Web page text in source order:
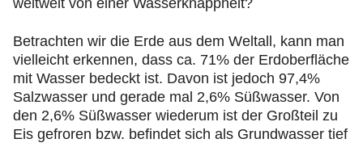
weltweit von einer Wasserknappheit?
Betrachten wir die Erde aus dem Weltall, kann man
vielleicht erkennen, dass ca. 71% der Erdoberfläche
mit Wasser bedeckt ist. Davon ist jedoch 97,4%
Salzwasser und gerade mal 2,6% Süßwasser. Von
den 2,6% Süßwasser wiederum ist der Großteil zu
Eis gefroren bzw. befindet sich als Grundwasser tief